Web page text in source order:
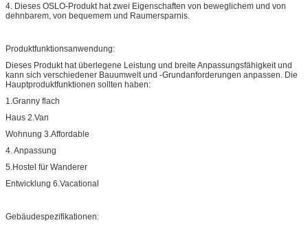
4. Dieses OSLO-Produkt hat zwei Eigenschaften von beweglichem und von
dehnbarem, von bequemem und Raumersparnis.
Produktfunktionsanwendung:
Dieses Produkt hat überlegene Leistung und breite Anpassungsfähigkeit und
kann sich verschiedener Bauumwelt und -Grundanforderungen anpassen. Die
Hauptproduktfunktionen sollten haben:
1.Granny flach
Haus 2.Van
Wohnung 3.Affordable
4. Anpassung
5.Hostel für Wanderer
Entwicklung 6.Vacational
Gebäudespezifikationen: